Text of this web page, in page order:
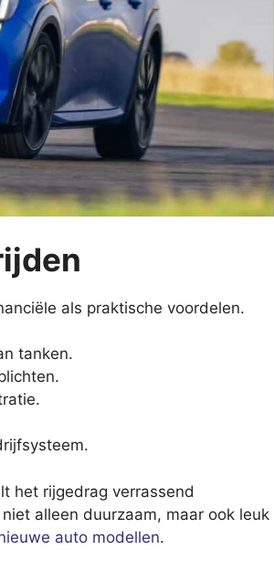
als praktische voordelen.
tanken.
het rijgedrag verrassend
alleen duurzaam, maar ook leuk
auto modellen.